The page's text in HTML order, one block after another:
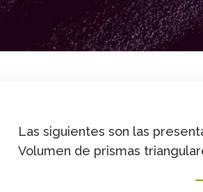
Fredy López Yeison Robayo,Cristian
Las siguientes son las
Volumen de prismas